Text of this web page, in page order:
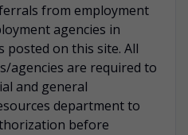
from employment
agencies in
posted on this site. All
agencies are required to
and general
department to
before